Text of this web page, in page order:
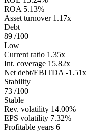
ROA 5.13%
Asset turnover 1.17x
Debt
89 /100
Low
Current ratio 1.35x
Int. coverage 15.82x
Net debt/EBITDA -1.51x
Stability
73 /100
Stable
Rev. volatility 14.00%
EPS volatility 7.32%
Profitable years 6